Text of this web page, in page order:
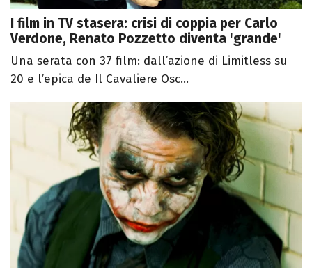
I film in TV stasera: crisi di coppia per Carlo
Verdone, Renato Pozzetto diventa 'grande'
Una serata con 37 film: dall’azione di Limitless su
20 e l’epica de Il Cavaliere Osc...